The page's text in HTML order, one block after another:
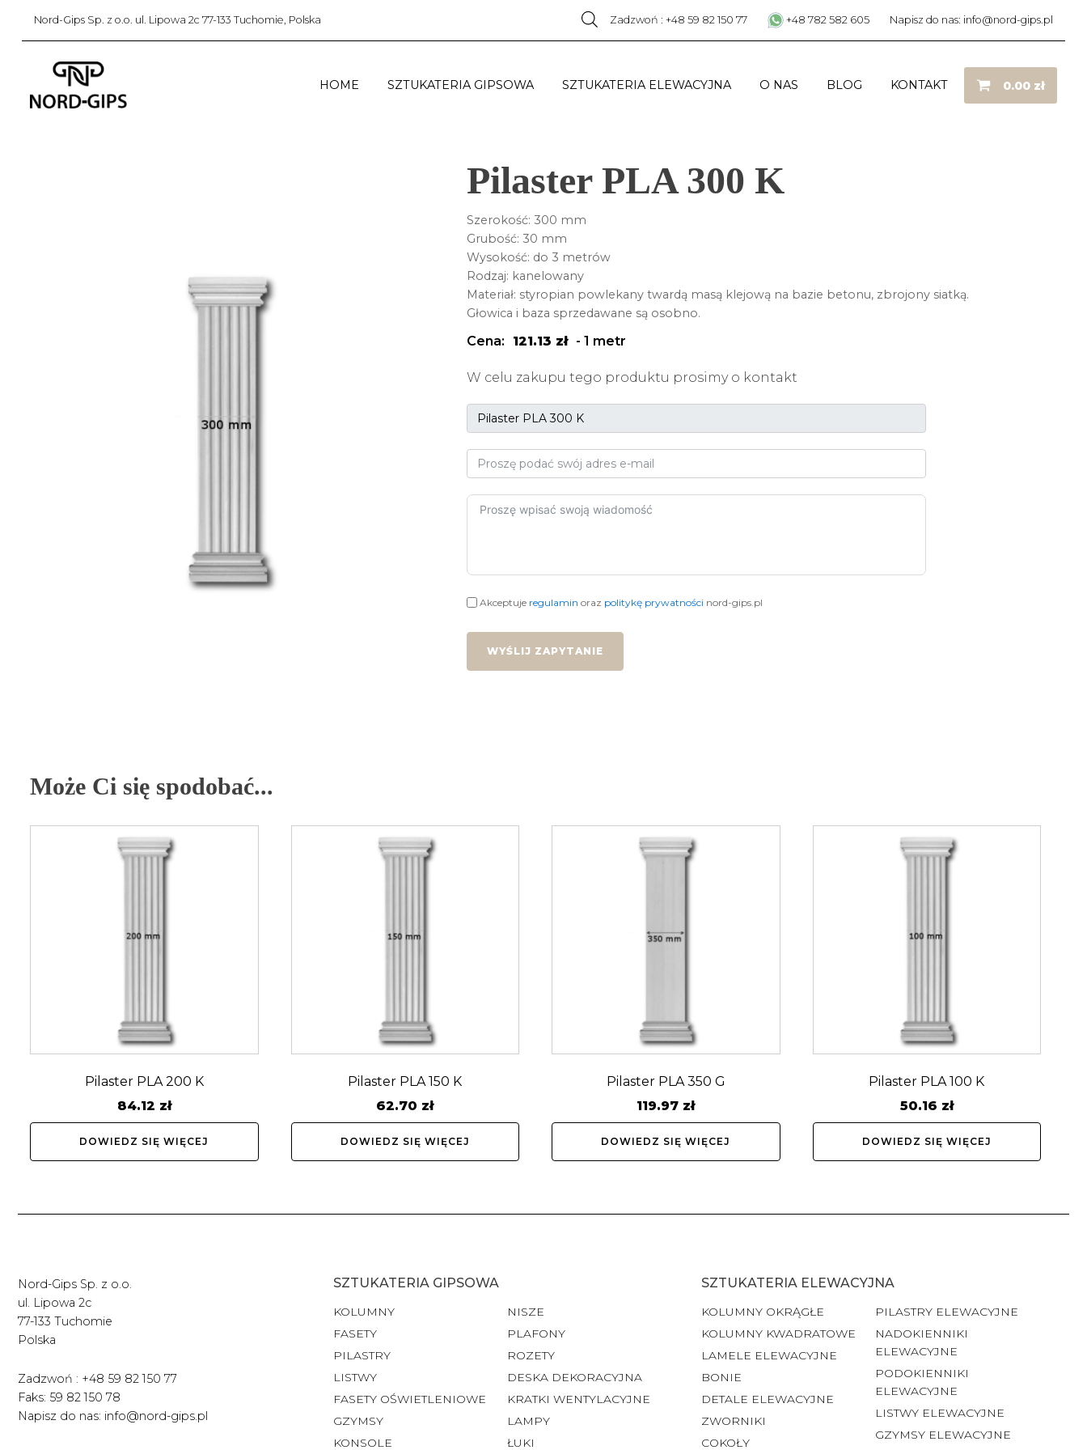
Nord-Gips Sp. z o.o. ul. Lipowa 2c 77-133 Tuchomie, Polska Zadzwoń : +48 59 82 150 77 +48 782 582 605 Napisz do nas: info@nord-gips.pl
HOME SZTUKATERIA GIPSOWA SZTUKATERIA ELEWACYJNA O NAS BLOG KONTAKT 0.00 zł
Pilaster PLA 300 K
Szerokość: 300 mm
Grubość: 30 mm
Wysokość: do 3 metrów
Rodzaj: kanelowany
Materiał: styropian powlekany twardą masą klejową na bazie betonu, zbrojony siatką.
Głowica i baza sprzedawane są osobno.
Cena: 121.13 zł - 1 metr
W celu zakupu tego produktu prosimy o kontakt
Akceptuje regulamin oraz politykę prywatności nord-gips.pl
WYŚLIJ ZAPYTANIE
Może Ci się spodobać...
Pilaster PLA 200 K
84.12 zł
DOWIEDZ SIĘ WIĘCEJ
Pilaster PLA 150 K
62.70 zł
DOWIEDZ SIĘ WIĘCEJ
Pilaster PLA 350 G
119.97 zł
DOWIEDZ SIĘ WIĘCEJ
Pilaster PLA 100 K
50.16 zł
DOWIEDZ SIĘ WIĘCEJ
Nord-Gips Sp. z o.o.
ul. Lipowa 2c
77-133 Tuchomie
Polska
Zadzwoń : +48 59 82 150 77
Faks: 59 82 150 78
Napisz do nas: info@nord-gips.pl
SZTUKATERIA GIPSOWA
KOLUMNY
FASETY
PILASTRY
LISTWY
FASETY OŚWIETLENIOWE
GZYMSY
KONSOLE
NISZE
PLAFONY
ROZETY
DESKA DEKORACYJNA
KRATKI WENTYLACYJNE
LAMPY
ŁUKI
SZTUKATERIA ELEWACYJNA
KOLUMNY OKRĄGŁE
KOLUMNY KWADRATOWE
LAMELE ELEWACYJNE
BONIE
DETALE ELEWACYJNE
ZWORNIKI
COKOŁY
PILASTRY ELEWACYJNE
NADOKIENNIKI
ELEWACYJNE
PODOKIENNIKI
ELEWACYJNE
LISTWY ELEWACYJNE
GZYMSY ELEWACYJNE